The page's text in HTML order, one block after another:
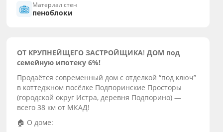
Материал стен
пеноблоки
ОТ КРУПНЕЙЩЕГО ЗАСТРОЙЩИКА!ДОМ под
семейную ипотеку 6%!
Продаётся современный дом с отделкой “под ключ”
в коттеджном посёлке Подпоринские Просторы
(городской округ Истра, деревня Подпорино) —
всего 38 км от МКАД!
🏠 О доме: